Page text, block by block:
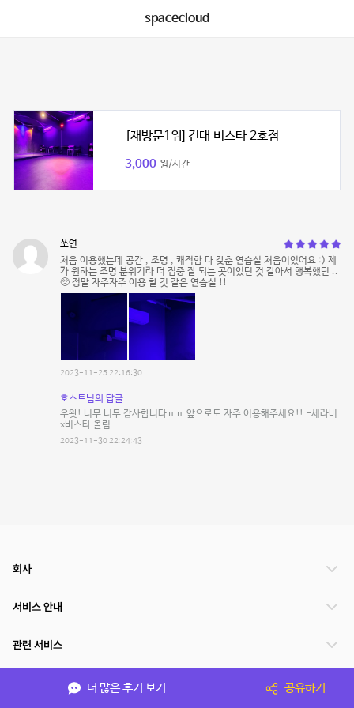
spacecloud
[재방문1위] 건대 비스타 2호점
3,000 원/시간
쏘연
처음 이용했는데 공간 , 조명 , 쾌적함 다 갖춘 연습실 처음이었어요 :) 제
가 원하는 조명 분위기라 더 집중 잘 되는 곳이었던 것 같아서 행복했던 ..
🥺 정말 자주자주 이용 할 것 같은 연습실 !!
2023-11-25 22:16:30
호스트님의 답글
우왓! 너무 너무 감사합니다ㅠㅠ 앞으로도 자주 이용해주세요!! -세라비
x비스타 올림-
2023-11-30 22:24:43
더 많은 후기 보기 공유하기
회사
서비스 안내
관련 서비스